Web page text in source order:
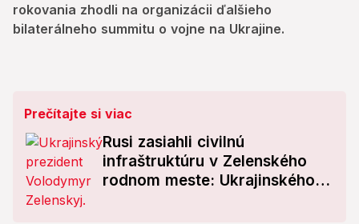
rokovania zhodli na organizácii ďalšieho
bilaterálneho summitu o vojne na Ukrajine.
Prečítajte si viac
Rusi zasiahli civilnú
infraštruktúru v Zelenského
rodnom meste: Ukrajinského